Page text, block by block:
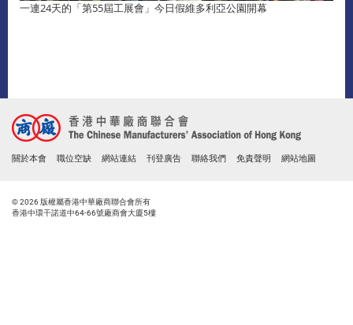
一連24天的「第55屆工展會」今日假維多利亞公園開幕
關於本會 職位空缺 網站連結 刊登廣告 聯絡我們 免責聲明 網站地圖
© 2026 版權屬香港中華廠商聯合會所有
香港中環干諾道中64-66號廠商會大廈5樓